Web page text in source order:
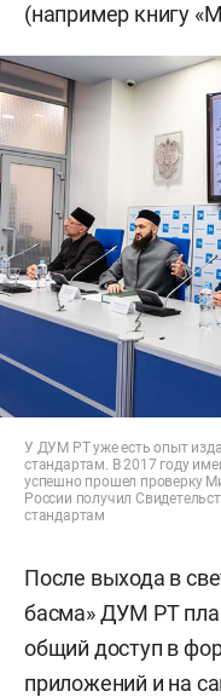
(например книгу
У ДУМ РТ уже есть опыт
стандартам. В 2017 году
успешно прошел проверку
России получил
стандартам
После выхода в
басма» ДУМ РТ
общий доступ в
приложений и на